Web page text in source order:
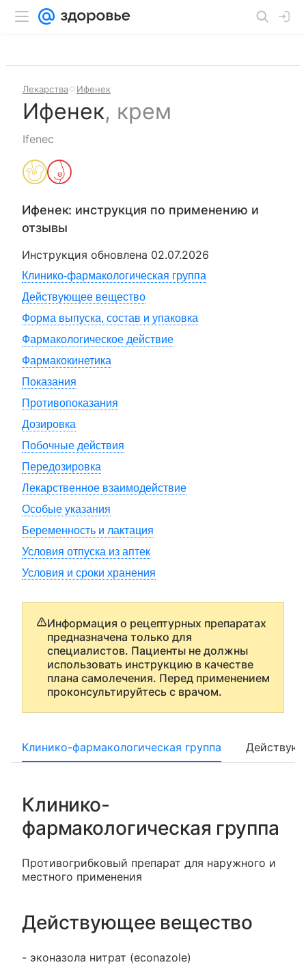
Лекарства Ифенек
Ифенек, крем
Ifenec
Ифенек: инструкция по применению и
отзывы
Инструкция обновлена 02.07.2026
Клинико-фармакологическая группа
Действующее вещество
Форма выпуска, состав и упаковка
Фармакологическое действие
Фармакокинетика
Показания
Противопоказания
Дозировка
Побочные действия
Передозировка
Лекарственное взаимодействие
Особые указания
Беременность и лактация
Условия отпуска из аптек
Условия и сроки хранения
Информация о рецептурных препаратах
предназначена только для
специалистов. Пациенты не должны
использовать инструкцию в качестве
плана самолечения. Перед применением
проконсультируйтесь с врачом.
Клинико-фармакологическая группа
Клинико-
фармакологическая группа
Противогрибковый препарат для наружного и
местного применения
Действующее вещество
- эконазола нитрат (econazole)